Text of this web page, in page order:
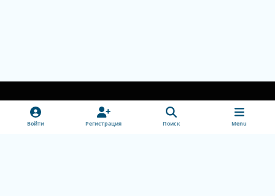
Light ModeDark ModeSystem Preference
v
Войти Регистрация Поиск Menu